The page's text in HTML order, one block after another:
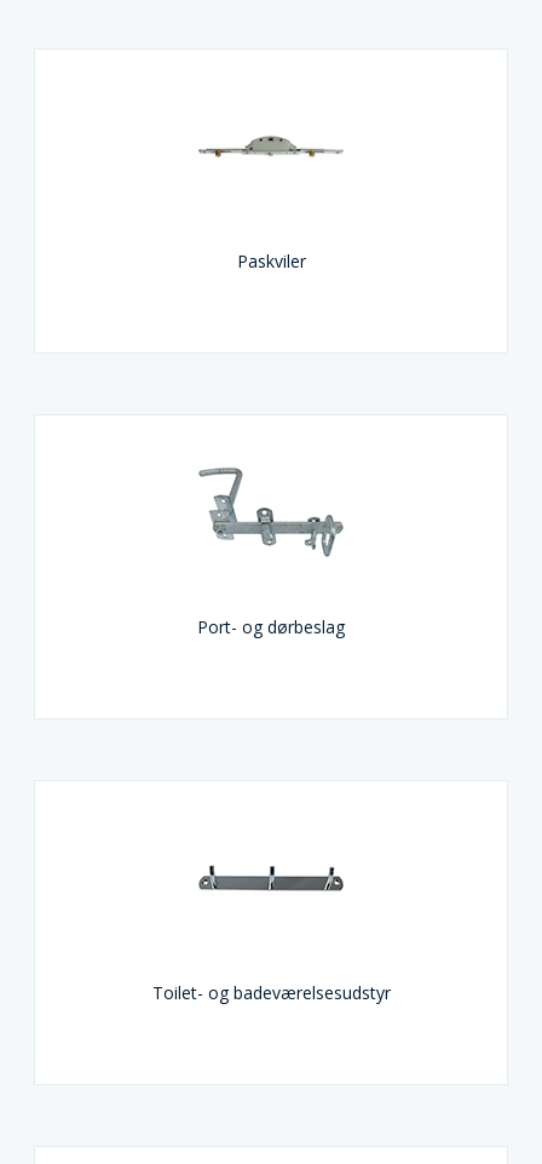
Paskviler
Port- og dørbeslag
Toilet- og badeværelsesudstyr